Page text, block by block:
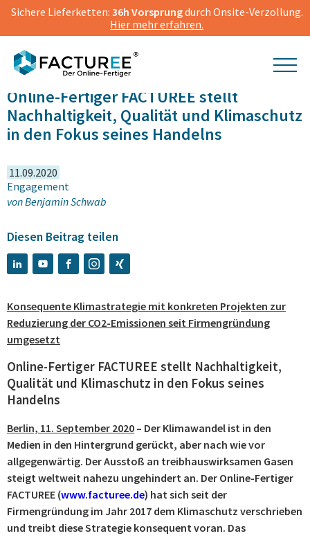
Sichere Lieferketten: 36h Vorsprungdurch Onsite-Verzollung.
Hier mehr erfahren.
Online-Fertiger FACTUREE stellt
Nachhaltigkeit, Qualität und Klimaschutz
in den Fokus seines Handelns
11.09.2020
Engagement
vonBenjamin Schwab
Diesen Beitrag teilen
Konsequente Klimastrategie mit konkreten Projekten zur
Reduzierung der CO2-Emissionen seit Firmengründung
umgesetzt
Online-Fertiger FACTUREE stellt Nachhaltigkeit,
Qualität und Klimaschutz in den Fokus seines
Handelns
Berlin, 11. September 2020 – Der Klimawandel ist in den
Medien in den Hinter­grund gerückt, aber nach wie vor
allgegenwärtig. Der Ausstoß an treibhauswirk­samen Gasen
steigt weltweit nahezu ungehindert an. Der Online-Fertiger
FACTUREE (www.facturee.de) hat sich seit der
Firmengründung im Jahr 2017 dem Klimaschutz verschrieben
und treibt diese Strategie konsequent voran. Das